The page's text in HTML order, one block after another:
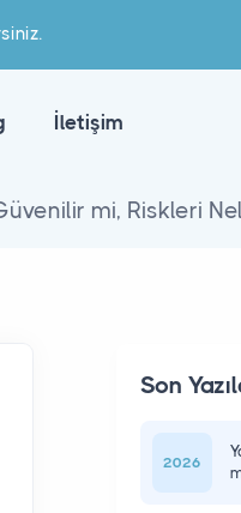
İletişim
mi, Riskleri
Son
2026